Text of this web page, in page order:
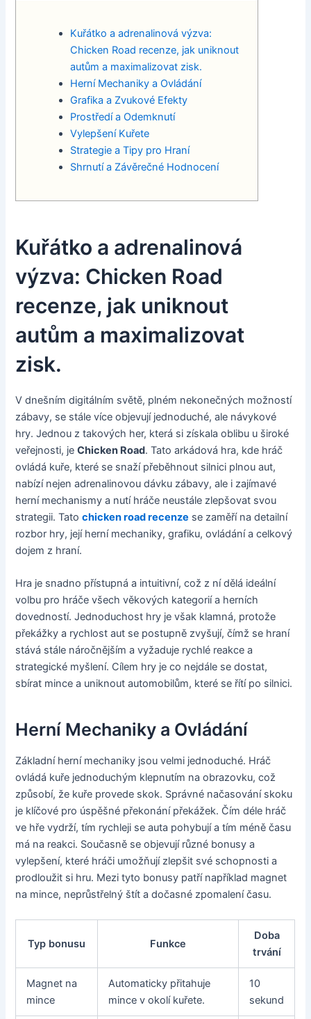
Kuřátko a adrenalinová výzva:
Chicken Road recenze, jak uniknout
autům a maximalizovat zisk.
Herní Mechaniky a Ovládání
Grafika a Zvukové Efekty
Prostředí a Odemknutí
Vylepšení Kuřete
Strategie a Tipy pro Hraní
Shrnutí a Závěrečné Hodnocení
Kuřátko a adrenalinová
výzva: Chicken Road
recenze, jak uniknout
autům a maximalizovat
zisk.
V dnešním digitálním světě, plném nekonečných možností
zábavy, se stále více objevují jednoduché, ale návykové
hry. Jednou z takových her, která si získala oblibu u široké
veřejnosti, jeChicken Road. Tato arkádová hra, kde hráč
ovládá kuře, které se snaží přeběhnout silnici plnou aut,
nabízí nejen adrenalinovou dávku zábavy, ale i zajímavé
herní mechanismy a nutí hráče neustále zlepšovat svou
strategii. Tatochicken road recenze se zaměří na detailní
rozbor hry, její herní mechaniky, grafiku, ovládání a celkový
dojem z hraní.
Hra je snadno přístupná a intuitivní, což z ní dělá ideální
volbu pro hráče všech věkových kategorií a herních
dovedností. Jednoduchost hry je však klamná, protože
překážky a rychlost aut se postupně zvyšují, čímž se hraní
stává stále náročnějším a vyžaduje rychlé reakce a
strategické myšlení. Cílem hry je co nejdále se dostat,
sbírat mince a uniknout automobilům, které se řítí po silnici.
Herní Mechaniky a Ovládání
Základní herní mechaniky jsou velmi jednoduché. Hráč
ovládá kuře jednoduchým klepnutím na obrazovku, což
způsobí, že kuře provede skok. Správné načasování skoku
je klíčové pro úspěšné překonání překážek. Čím déle hráč
ve hře vydrží, tím rychleji se auta pohybují a tím méně času
má na reakci. Současně se objevují různé bonusy a
vylepšení, které hráči umožňují zlepšit své schopnosti a
prodloužit si hru. Mezi tyto bonusy patří například magnet
na mince, neprůstřelný štít a dočasné zpomalení času.
Typ bonusu Funkce
Doba
trvání
Magnet na
mince
Automaticky přitahuje
mince v okolí kuřete.
10
sekund